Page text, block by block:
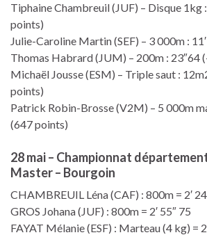
Tiphaine Chambreuil (JUF) – Disque 1kg
points)
Julie-Caroline Martin (SEF) – 3 000m :
Thomas Habrard (JUM) – 200m : 23″64
Michaël Jousse (ESM) – Triple saut :
points)
Patrick Robin-Brosse (V2M) – 5 000m
(647 points)
28 mai – Championnat
Master – Bourgoin
CHAMBREUIL Léna (CAF) : 800m = 2′
GROS Johana (JUF) : 800m = 2′ 55″ 75
FAYAT Mélanie (ESF) : Marteau (4 kg) =